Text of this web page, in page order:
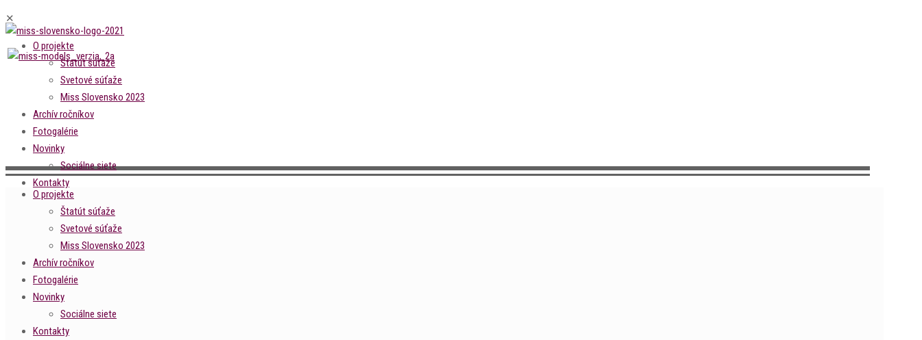
✕
O projekte
Štatút súťaže
Svetové súťaže
Miss Slovensko 2023
Archív ročníkov
Fotogalérie
Novinky
Sociálne siete
Kontakty
O projekte
Štatút súťaže
Svetové súťaže
Miss Slovensko 2023
Archív ročníkov
Fotogalérie
Novinky
Sociálne siete
Kontakty